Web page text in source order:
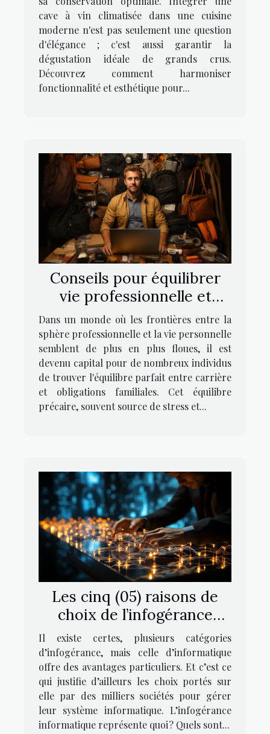
cave à vin climatisée dans une cuisine
moderne n'est pas seulement une question
d'élégance ; c'est aussi garantir la
dégustation idéale de grands crus.
Découvrez comment harmoniser
fonctionnalité et esthétique pour...
Conseils pour équilibrer
vie professionnelle et
obligations familiales sans
stress
Dans un monde où les frontières entre la
sphère professionnelle et la vie personnelle
semblent de plus en plus floues, il est
devenu capital pour de nombreux individus
de trouver l'équilibre parfait entre carrière
et obligations familiales. Cet équilibre
précaire, souvent source de stress et...
Les cinq (05) raisons de
choix de l’infogérance
informatique ?
Il existe certes, plusieurs catégories
d’infogérance, mais celle d’informatique
offre des avantages particuliers. Et c’est ce
qui justifie d’ailleurs les choix portés sur
elle par des milliers sociétés pour gérer
leur système informatique. L’infogérance
informatique représente quoi ? Quels sont...